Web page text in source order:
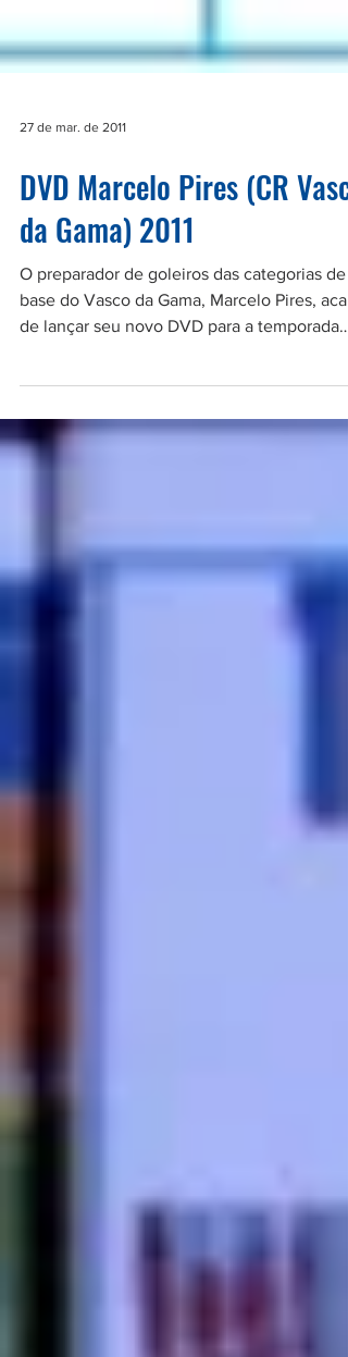
DVD Marcelo Pires (CR Vasco
da Gama) 2011
O preparador de goleiros das categorias de
base do Vasco da Gama, Marcelo Pires,
2011. Quem...